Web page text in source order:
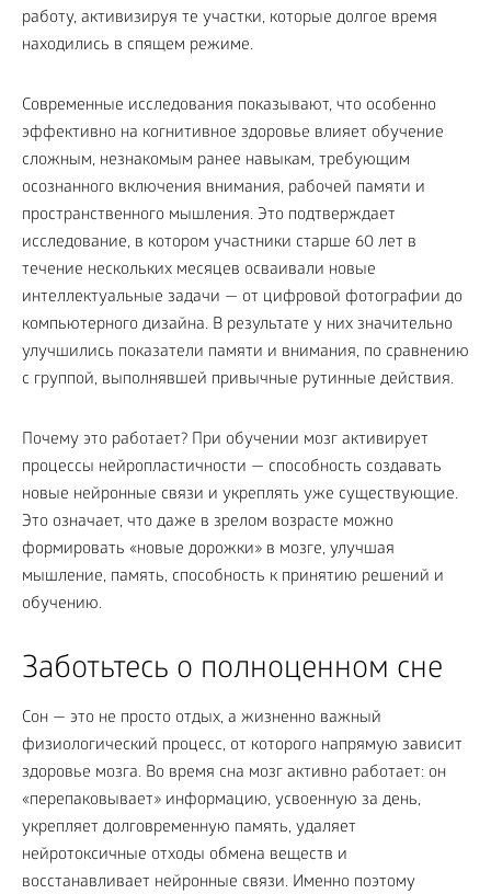
работу, активизируя те участки, которые долгое время
находились в спящем режиме.
Современные исследования показывают, что особенно
эффективно на когнитивное здоровье влияет обучение
сложным, незнакомым ранее навыкам, требующим
осознанного включения внимания, рабочей памяти и
пространственного мышления. Это подтверждает
исследование, в котором участники старше 60 лет в
течение нескольких месяцев осваивали новые
интеллектуальные задачи — от цифровой фотографии до
компьютерного дизайна. В результате у них значительно
улучшились показатели памяти и внимания, по сравнению
с группой, выполнявшей привычные рутинные действия.
Почему это работает? При обучении мозг активирует
процессы нейропластичности — способность создавать
новые нейронные связи и укреплять уже существующие.
Это означает, что даже в зрелом возрасте можно
формировать «новые дорожки» в мозге, улучшая
мышление, память, способность к принятию решений и
обучению.
Заботьтесь о полноценном сне
Сон — это не просто отдых, а жизненно важный
физиологический процесс, от которого напрямую зависит
здоровье мозга. Во время сна мозг активно работает: он
«перепаковывает» информацию, усвоенную за день,
укрепляет долговременную память, удаляет
нейротоксичные отходы обмена веществ и
восстанавливает нейронные связи. Именно поэтому